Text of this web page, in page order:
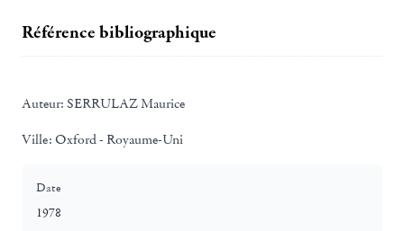
Référence bibliographique
Auteur: SERRULAZ Maurice
Ville: Oxford - Royaume-Uni
Date
1978